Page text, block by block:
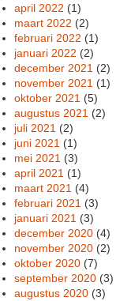
april 2022 (1)
maart 2022 (2)
februari 2022 (1)
januari 2022 (2)
december 2021 (2)
november 2021 (1)
oktober 2021 (5)
augustus 2021 (2)
juli 2021 (2)
juni 2021 (1)
mei 2021 (3)
april 2021 (1)
maart 2021 (4)
februari 2021 (3)
januari 2021 (3)
december 2020 (4)
november 2020 (2)
oktober 2020 (7)
september 2020 (3)
augustus 2020 (3)